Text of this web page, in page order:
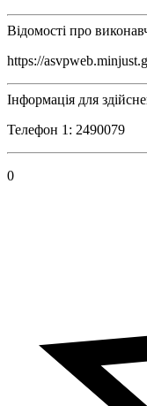
Відомості про
https://
Інформація для
Телефон 1: 2490079
0